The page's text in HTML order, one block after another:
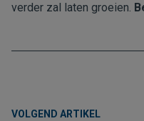
verder zal laten groeien.
VOLGEND ARTIKEL